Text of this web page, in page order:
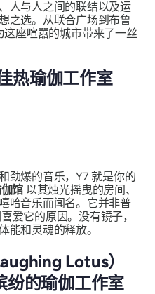
人与人之间的联结以及运
之选。从联合广场到布鲁
这座喧嚣的城市带来了一丝
热瑜伽工作室
劲爆的音乐，Y7 就是你的
馆 以其烛光摇曳的房间、
哈音乐而闻名。它并非普
它的原因。没有镜子，
能和灵魂的释放。
Lotus）
的瑜伽工作室